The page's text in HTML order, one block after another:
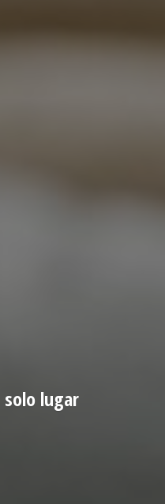
solo lugar